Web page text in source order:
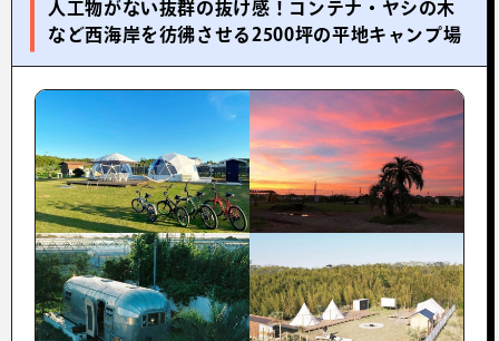
人工物がない抜群の抜け感！コンテナ・ヤシの木
など西海岸を彷彿させる2500坪の平地キャンプ場